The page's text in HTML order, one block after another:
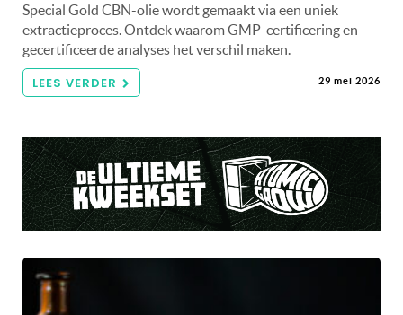
Special Gold CBN-olie wordt gemaakt via een uniek
extractieproces. Ontdek waarom GMP-certificering en
gecertificeerde analyses het verschil maken.
LEES VERDER 29 mei 2026